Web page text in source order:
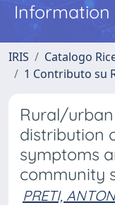
Information
IRIS
Catalogo
1 Contributo su
Rural/
distribution
symptoms
community
PRETI,